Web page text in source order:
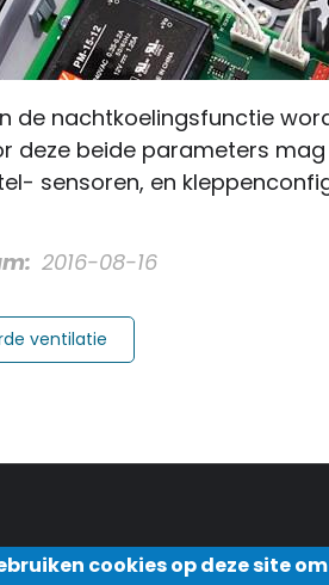
de nachtkoelingsfunctie
deze beide parameters
sensoren, en
2016-08-16
ventilatie
cookies op deze site